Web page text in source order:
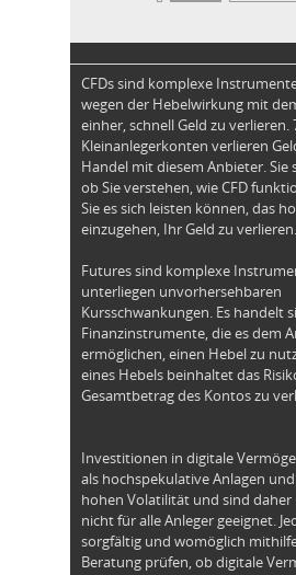
CFDs sind komplexe
wegen der Hebelwirkung mit
einher, schnell Geld zu verlieren.
Kleinanlegerkonten verlieren
Handel mit diesem Anbieter. Sie
ob Sie verstehen, wie CFD
Sie es sich leisten können, das
einzugehen, Ihr Geld zu verlieren.
Futures sind komplexe
unterliegen unvorhersehbaren
Kursschwankungen. Es handelt
Finanzinstrumente, die es dem
ermöglichen, einen Hebel zu
eines Hebels beinhaltet das
Gesamtbetrag des Kontos zu
Investitionen in digitale
als hochspekulative Anlagen
hohen Volatilität und sind daher
nicht für alle Anleger geeignet.
sorgfältig und womöglich
Beratung prüfen, ob digitale